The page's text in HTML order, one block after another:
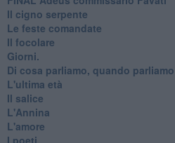
Il cigno serpente
Le feste comandate
Il focolare
Giorni.
Di cosa parliamo, quando
L'ultima età
Il salice
L'Annina
L'amore
I poeti